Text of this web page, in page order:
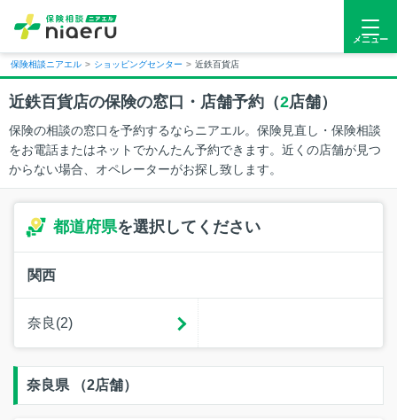
メニュー
保険相談ニアエル > ショッピングセンター > 近鉄百貨店
近鉄百貨店の保険の窓口・店舗予約（2店舗）
保険の相談の窓口を予約するならニアエル。保険見直し・保険相談
をお電話またはネットでかんたん予約できます。近くの店舗が見つ
からない場合、オペレーターがお探し致します。
都道府県を選択してください
関西
奈良(2)
奈良県 （2店舗）